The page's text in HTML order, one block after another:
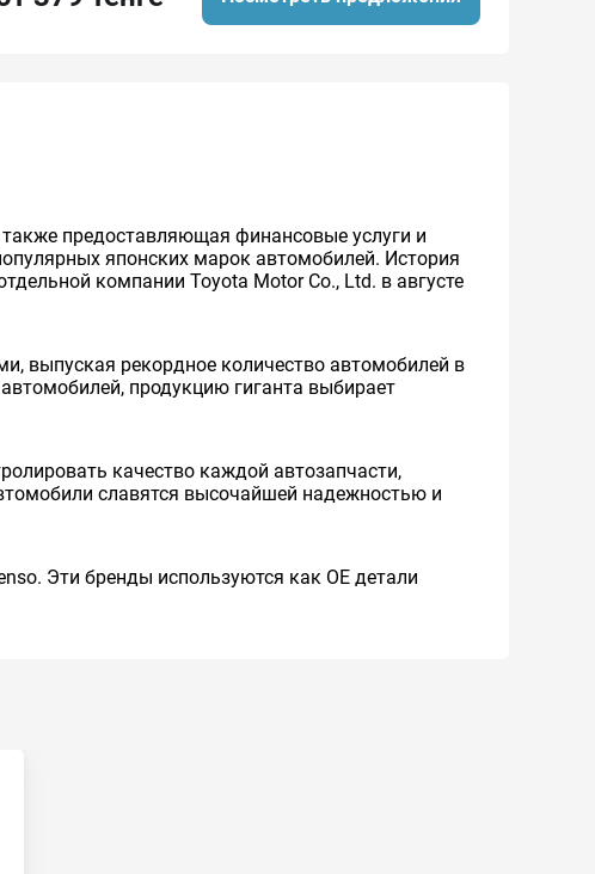
предоставляющая финансовые услуги и
японских марок автомобилей. История
компании Toyota Motor Co., Ltd. в августе
выпуская рекордное количество автомобилей в
продукцию гиганта выбирает
качество каждой автозапчасти,
славятся высочайшей надежностью и
Эти бренды используются как ОЕ детали